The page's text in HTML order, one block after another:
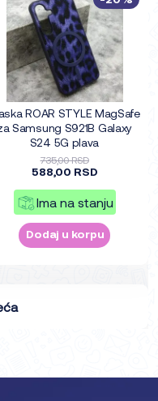
ROAR STYLE MagSafe
Samsung S921B Galaxy
S24 5G plava
735,00 RSD
588,00 RSD
Ima na stanju
Dodaj u korpu